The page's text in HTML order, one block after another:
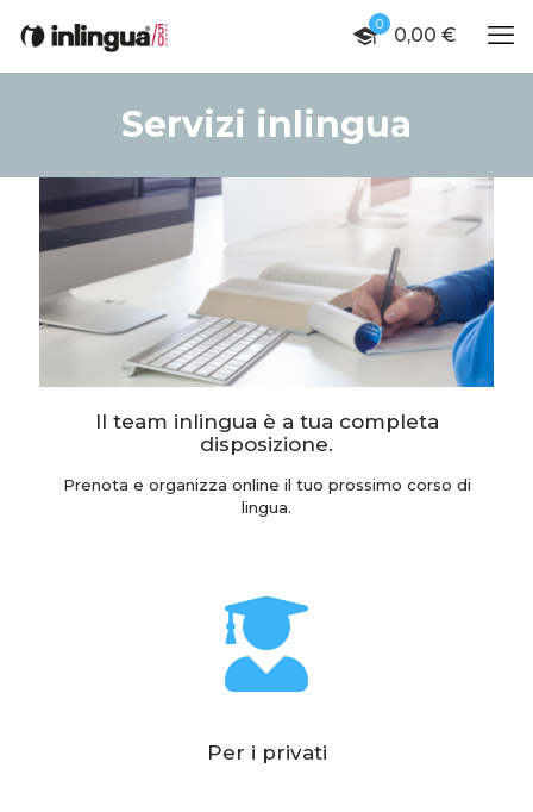
0 0,00 €
Servizi inlingua
Il team inlingua è a tua completa
disposizione.
Prenota e organizza online il tuo prossimo corso di
lingua.
Per i privati